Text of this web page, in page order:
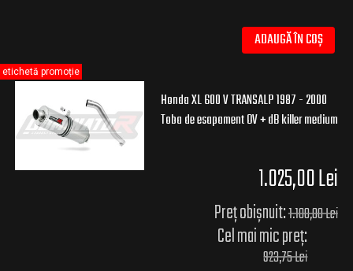
ADAUGĂ ÎN COȘ
Honda XL 600 V TRANSALP 1987 - 2000
Toba de esapament OV + dB killer medium
1.025,00 Lei
Preț obișnuit:1.100,00 Lei
Cel mai mic preț:
923,75 Lei
etichetă promoție